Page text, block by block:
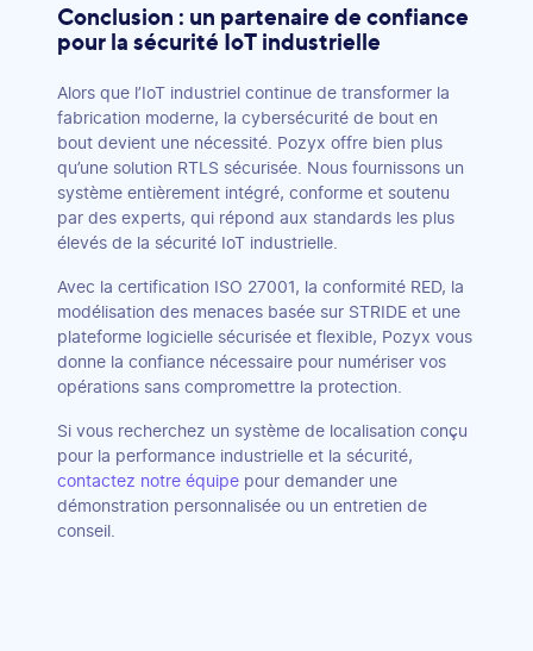
Conclusion : un partenaire de confiance
pour la sécurité IoT industrielle
Alors que l’IoT industriel continue de transformer la
fabrication moderne, la cybersécurité de bout en
bout devient une nécessité. Pozyx offre bien plus
qu’une solution RTLS sécurisée. Nous fournissons un
système entièrement intégré, conforme et soutenu
par des experts, qui répond aux standards les plus
élevés de la sécurité IoT industrielle.
Avec la certification ISO 27001, la conformité RED, la
modélisation des menaces basée sur STRIDE et une
plateforme logicielle sécurisée et flexible, Pozyx vous
donne la confiance nécessaire pour numériser vos
opérations sans compromettre la protection.
Si vous recherchez un système de localisation conçu
pour la performance industrielle et la sécurité,
contactez notre équipe pour demander une
démonstration personnalisée ou un entretien de
conseil.